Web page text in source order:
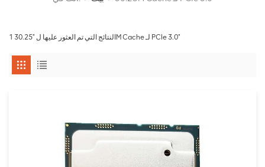
1 النتائج التي تم العثور عليها ل "30.25M Cache لـ PCIe 3.0"